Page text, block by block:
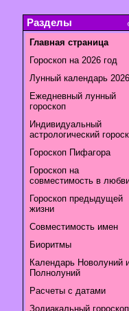
Разделы
Главная страница
Гороскоп на 2026 год
Лунный календарь 2026
Ежедневный лунный
гороскоп
Индивидуальный
астрологический
Гороскоп Пифагора
Гороскоп на
совместимость в
Гороскоп предыдущей
жизни
Совместимость имен
Биоритмы
Календарь Новолуний
Полнолуний
Расчеты с датами
Зодиакальный гороскоп